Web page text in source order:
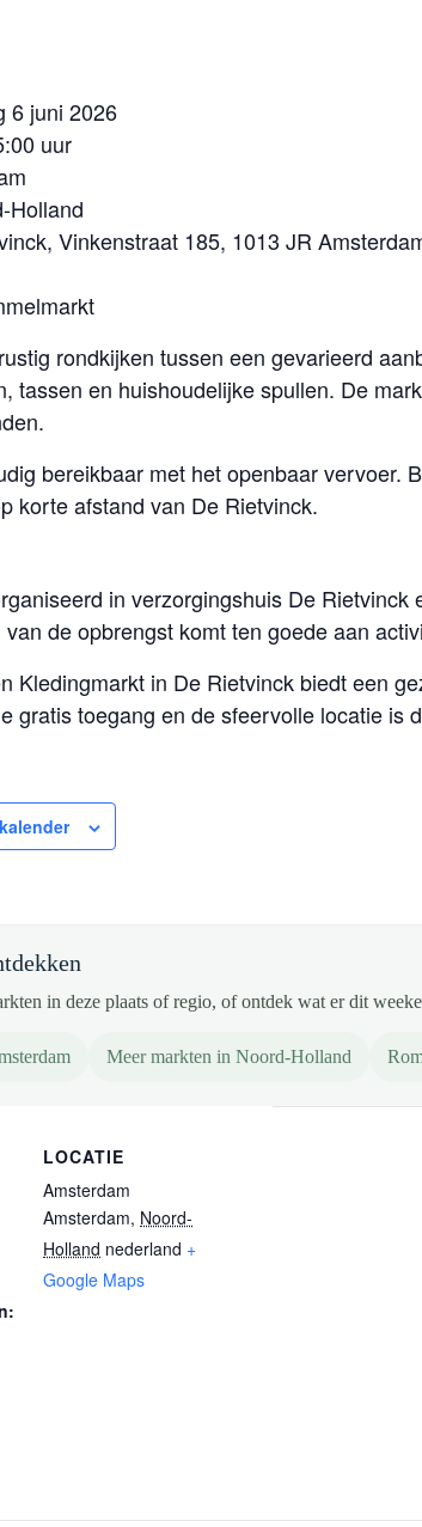
6 juni 2026
uur
Holland
Vinkenstraat 185, 1013 JR
rondkijken tussen een gevarieerd
tassen en huishoudelijke spullen. De
bereikbaar met het openbaar vervoer.
korte afstand van De Rietvinck.
in verzorgingshuis De
de opbrengst komt ten goede aan
Kledingmarkt in De Rietvinck biedt een
gratis toegang en de sfeervolle locatie
in deze plaats of regio, of ontdek wat er dit
Meer markten in Noord-Holland
LOCATIE
Amsterdam
Amsterdam, Noord-
Holland nederland +
Google Maps